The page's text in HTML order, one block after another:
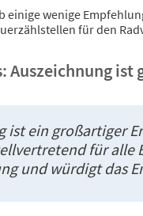
einige wenige
für den
Auszeichnung
ist ein großartiger
für alle
und würdigt das